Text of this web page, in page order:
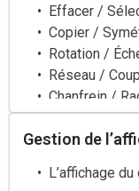
Effacer /
Copier /
Rotation /
Réseau /
Chanfrein /
Décomposer
Gestion de
L’affichage